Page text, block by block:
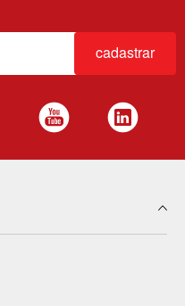
cadastrar